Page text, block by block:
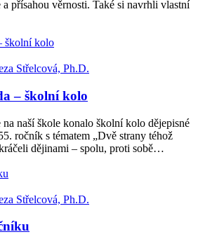
přísahou věrnosti. Také si navrhli vlastní
Střelcová, Ph.D.
– školní kolo
na naší škole konalo školní kolo dějepisné
ročník s tématem „Dvě strany téhož
dějinami – spolu, proti sobě…
Střelcová, Ph.D.